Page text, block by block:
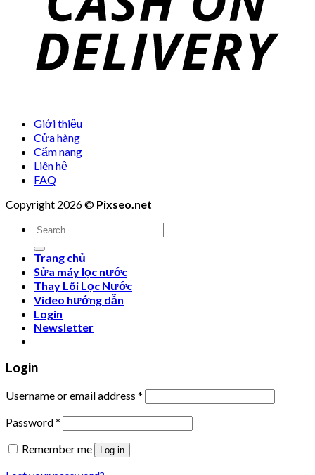
Giới thiệu
Cửa hàng
Cẩm nang
Liên hệ
FAQ
Copyright 2026 © Pixseo.net
Search
for:
Trang chủ
Sửa máy lọc nước
Thay Lõi Lọc Nước
Video hướng dẫn
Login
Newsletter
Login
Username or email address *
Password*
Remember me
Log in